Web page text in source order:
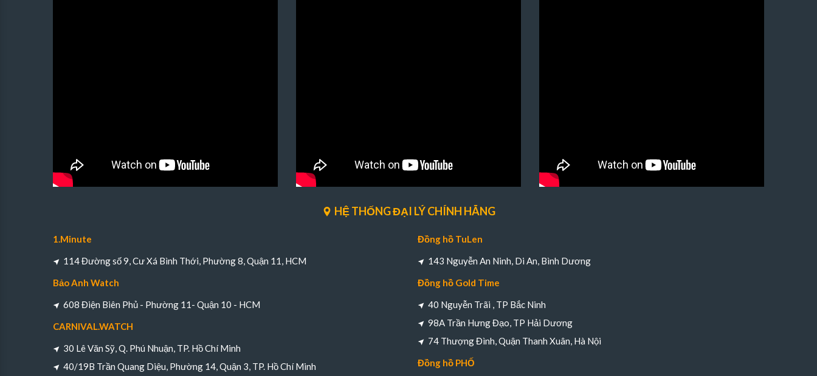
HỆ THỐNG ĐẠI LÝ CHÍNH HÃNG
1.Minute
114 Đường số 9, Cư Xá Bình Thới, Phường 8, Quận 11, HCM
Bảo Anh Watch
608 Điện Biên Phủ - Phường 11- Quận 10 - HCM
CARNIVAL.WATCH
30 Lê Văn Sỹ, Q. Phú Nhuận, TP. Hồ Chí Minh
40/19B Trần Quang Diệu, Phường 14, Quận 3, TP. Hồ Chí Minh
Đồng hồ TuLen
143 Nguyễn An Ninh, Di An, Bình Dương
Đồng hồ Gold Time
40 Nguyễn Trãi , TP Bắc Ninh
98A Trần Hưng Đạo, TP Hải Dương
74 Thượng Đình, Quận Thanh Xuân, Hà Nội
Đồng hồ PHỐ